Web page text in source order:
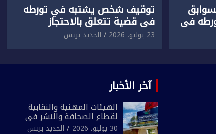
في
توقيف شخص يشتبه في تورطه
في قضية تتعلق بالاحتجاز
المقرون بارتكاب اعتداء جنسي
ومحاولة إضرام النار عمدا.
23 يوليو، 2026 الجديد بريس
آخر الأخبار
الهيئات المهنية والنقابية
لقطاع الصحافة والنشر في
المغرب تعلن رفضها القاطع
30 يوليو، 2026 الجديد بريس